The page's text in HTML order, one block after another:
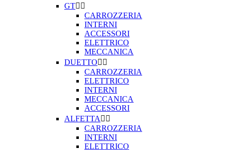
GT 
CARROZZERIA
INTERNI
ACCESSORI
ELETTRICO
MECCANICA
DUETTO 
CARROZZERIA
ELETTRICO
INTERNI
MECCANICA
ACCESSORI
ALFETTA  
CARROZZERIA
INTERNI
ELETTRICO